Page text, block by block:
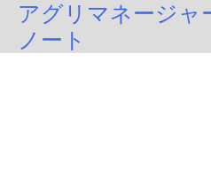
Skipアグリマネージャ
ノート